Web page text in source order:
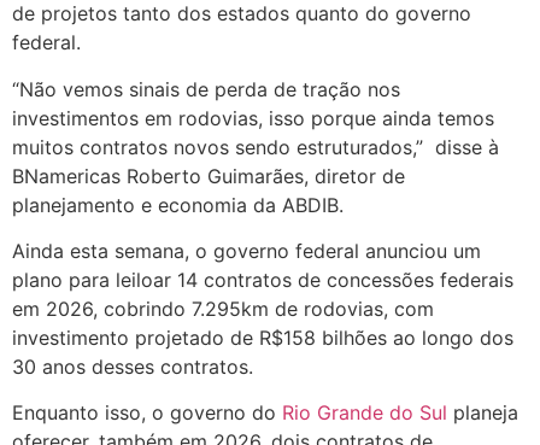
de projetos tanto dos estados quanto do governo
federal.
“Não vemos sinais de perda de tração nos
investimentos em rodovias, isso porque ainda temos
muitos contratos novos sendo estruturados,” disse à
BNamericas Roberto Guimarães, diretor de
planejamento e economia da ABDIB.
Ainda esta semana, o governo federal anunciou um
plano para leiloar 14 contratos de concessões federais
em 2026, cobrindo 7.295km de rodovias, com
investimento projetado de R$158 bilhões ao longo dos
30 anos desses contratos.
Enquanto isso, o governo do Rio Grande do Sul planeja